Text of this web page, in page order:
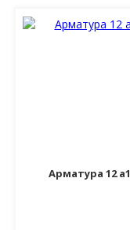
Арматура 12 а1